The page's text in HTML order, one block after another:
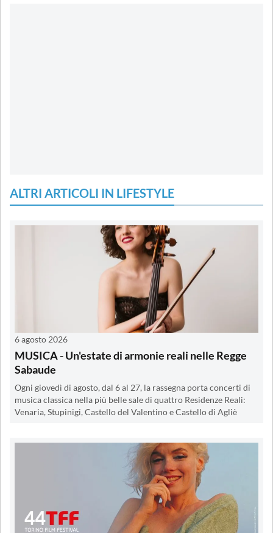
ALTRI ARTICOLI IN LIFESTYLE
6 agosto 2026
MUSICA - Un'estate di armonie reali nelle Regge
Sabaude
Ogni giovedì di agosto, dal 6 al 27, la rassegna porta concerti di
musica classica nella più belle sale di quattro Residenze Reali:
Venaria, Stupinigi, Castello del Valentino e Castello di Agliè